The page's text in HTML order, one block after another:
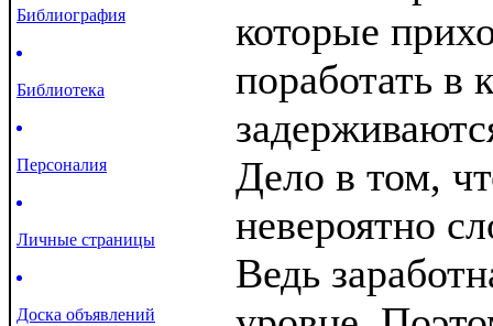
Библиография
Библиотека
Персоналия
Личные страницы
Доска объявлений
которые
поработать в
Дело в том,
невероятно
Ведь